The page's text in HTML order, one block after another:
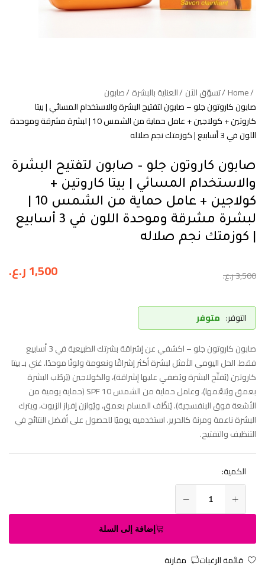
Home تسوّق الآن العناية بالبشرة صابون
صابون كاروتون جلو – صابون لتفتيح البشرة والاستخدام المسائي | بيتا
كاروتين + كولاجين + عامل حماية من الشمس 10 | لبشرة مشرقة وموحدة
اللون في 3 أسابيع | كوزمتك نجم صلاله
صابون كاروتون جلو – صابون لتفتيح البشرة
والاستخدام المسائي | بيتا كاروتين +
لبشرة مشرقة وموحدة اللون في 3 أسابيع
| كوزمتك نجم صلاله
3,500ر.ع. 1,500ر.ع.
التوفر: متوفر
صابون كاروتون جلو – اكشفي عن إشراقة بشرتك الطبيعية في 3 أسابيع
فقط. الحل اليومي الأمثل لبشرة أكثر إشراقًا ونعومة ولونًا موحدًا. غني بـ بيتا
كاروتين (يُفتّح البشرة ويُضفي عليها إشراقة)، ​​والكولاجين (يُرطّب البشرة
بعمق ويُنعّمها)، وعامل حماية من الشمس SPF 10 (حماية يومية من
الأشعة فوق البنفسجية). يُنظّف المسام بعمق، ويُوازن إفراز الزيوت، ويترك
البشرة ناعمة ومرنة كالحرير. استخدميه يوميًا للحصول على أفضل النتائج في
التنظيف والتفتيح.
الكمية:
إضافة إلى السلة
قائمة الرغبات مقارنة